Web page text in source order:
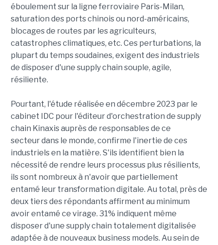
éboulement sur la ligne ferroviaire Paris-Milan,
saturation des ports chinois ou nord-américains,
blocages de routes par les agriculteurs,
catastrophes climatiques, etc. Ces perturbations, la
plupart du temps soudaines, exigent des industriels
de disposer d'une supply chain souple, agile,
résiliente.
Pourtant, l'étude réalisée en décembre 2023 par le
cabinet IDC pour l'éditeur d'orchestration de supply
chain Kinaxis auprès de responsables de ce
secteur dans le monde, confirme l'inertie de ces
industriels en la matière. S'ils identifient bien la
nécessité de rendre leurs processus plus résilients,
ils sont nombreux à n'avoir que partiellement
entamé leur transformation digitale. Au total, près de
deux tiers des répondants affirment au minimum
avoir entamé ce virage. 31% indiquent même
disposer d'une supply chain totalement digitalisée
adaptée à de nouveaux business models. Au sein de